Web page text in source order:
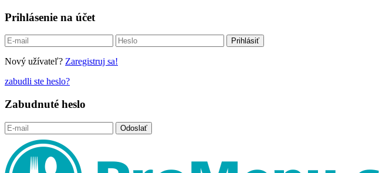
Prihlásenie na účet
Nový užívateľ? Zaregistruj sa!
zabudli ste heslo?
Zabudnuté heslo